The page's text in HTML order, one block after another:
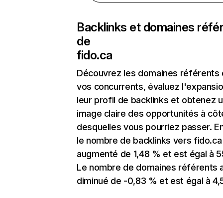
Backlinks et domaines
de
fido.ca
Découvrez les domaines référents
vos concurrents, évaluez
leur profil de backlinks et obtenez
image claire des opportunités à
desquelles vous pourriez passer.
le nombre de backlinks vers fido.ca
augmenté de 1,48 % et est égal à
Le nombre de domaines référents
diminué de -0,83 % et est égal à